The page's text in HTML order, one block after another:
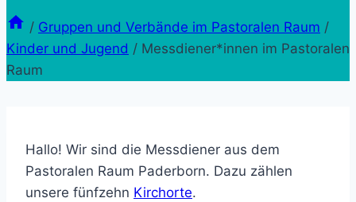
/ Gruppen und Verbände im Pastoralen Raum /
Kinder und Jugend / Messdiener*innen im Pastoralen
Raum
Hallo! Wir sind die Messdiener aus dem
Pastoralen Raum Paderborn. Dazu zählen
unsere fünfzehn Kirchorte.